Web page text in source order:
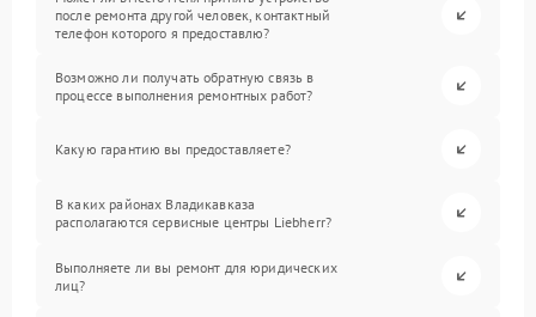
после ремонта другой человек, контактный
телефон которого я предоставлю?
Возможно ли получать обратную связь в
процессе выполнения ремонтных работ?
Какую гарантию вы предоставляете?
В каких районах Владикавказа
располагаются сервисные центры Liebherr?
Выполняете ли вы ремонт для юридических
лиц?